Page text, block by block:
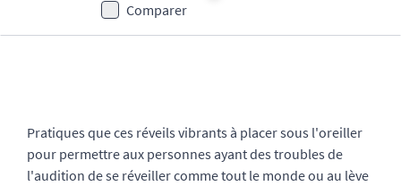
Comparer
Pratiques que ces réveils vibrants à placer sous l'oreiller
pour permettre aux personnes ayant des troubles de
l'audition de se réveiller comme tout le monde ou au lève